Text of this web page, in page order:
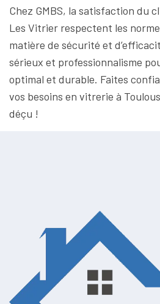
Chez GMBS, la satisfaction du
Les Vitrier respectent les
matière de sécurité et
sérieux et professionnalisme
optimal et durable. Faites
vos besoins en vitrerie à
déçu !